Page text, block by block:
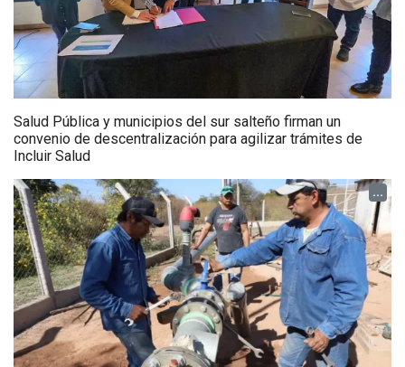
Salud Pública y municipios del sur salteño firman un
convenio de descentralización para agilizar trámites de
Incluir Salud
...